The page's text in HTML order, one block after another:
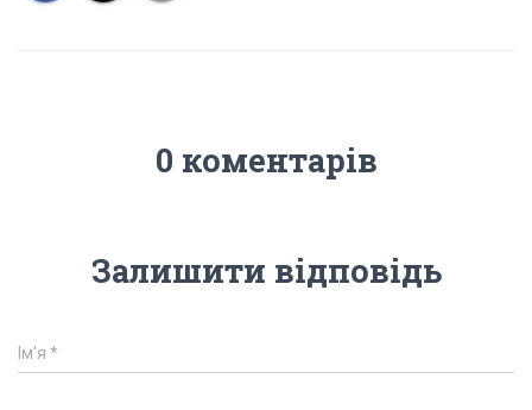
0 коментарів
Залишити відповідь
Ім'я *